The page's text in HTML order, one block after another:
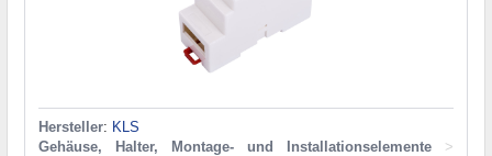
Hersteller: KLS
Gehäuse, Halter, Montage- und Installationselemente
>